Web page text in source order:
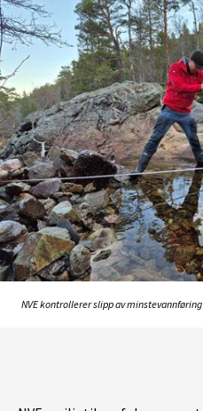
NVE kontrollerer slipp av